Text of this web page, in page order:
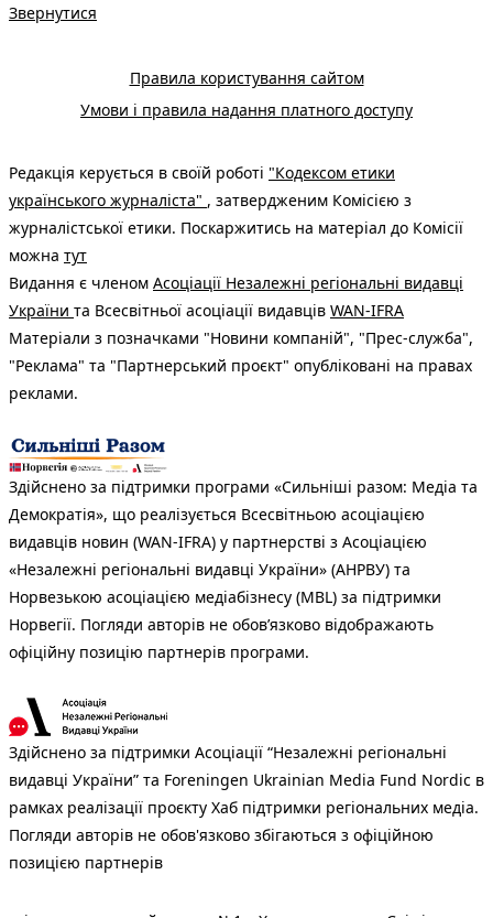
Звернутися
Правила користування сайтом
Умови і правила надання платного доступу
Редакція керується в своїй роботі "Кодексом етики
українського журналіста" , затвердженим Комісією з
журналістської етики. Поскаржитись на матеріал до Комісії
можна тут
Видання є членом Асоціації Незалежні регіональні видавці
України та Всесвітньої асоціації видавців WAN-IFRA
Матеріали з позначками "Новини компаній", "Прес-служба",
"Реклама" та "Партнерський проєкт" опубліковані на правах
реклами.
Здійснено за підтримки програми «Сильніші разом: Медіа та
Демократія», що реалізується Всесвітньою асоціацією
видавців новин (WAN-IFRA) у партнерстві з Асоціацією
«Незалежні регіональні видавці України» (АНРВУ) та
Норвезькою асоціацією медіабізнесу (MBL) за підтримки
Норвегії. Погляди авторів не обов’язково відображають
офіційну позицію партнерів програми.
Здійснено за підтримки Асоціації “Незалежні регіональні
видавці України” та Foreningen Ukrainian Media Fund Nordic в
рамках реалізації проєкту Хаб підтримки регіональних медіа.
Погляди авторів не обов'язково збігаються з офіційною
позицією партнерів